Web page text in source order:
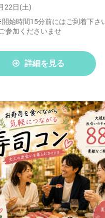
22日(土)
始時間15分前にはご到着下さ
参加くださいませ
詳細を見る